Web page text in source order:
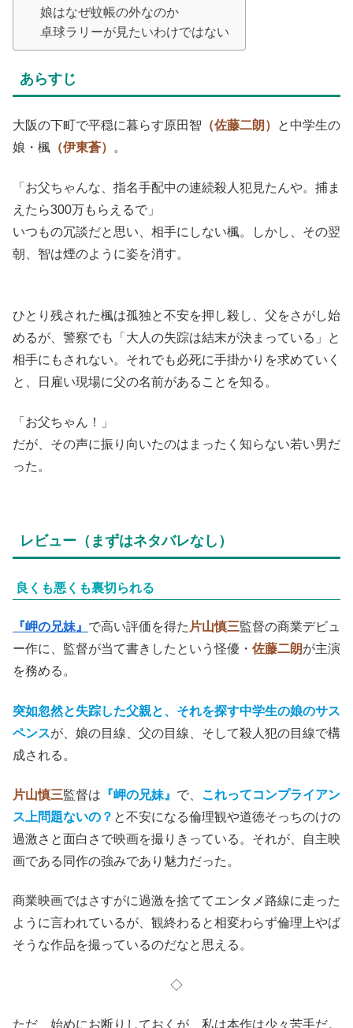
娘はなぜ蚊帳の外なのか
卓球ラリーが見たいわけではない
あらすじ
大阪の下町で平穏に暮らす原田智 （佐藤二朗）
と中学生の
娘・楓 （伊東蒼） 。
「お父ちゃんな、指名手配中の連続殺人犯見たんや。捕ま
えたら300万もらえるで」
いつもの冗談だと思い、相手にしない楓。しかし、その翌
朝、智は煙のように姿を消す。
ひとり残された楓は孤独と不安を押し殺し、父をさがし始
めるが、警察でも「大人の失踪は結末が決まっている」と
相手にもされない。それでも必死に手掛かりを求めていく
と、日雇い現場に父の名前があることを知る。
「お父ちゃん！」
だが、その声に振り向いたのはまったく知らない若い男だ
った。
レビュー（まずはネタバレなし）
良くも悪くも裏切られる
『岬の兄妹』 で高い評価を得た 片山慎三監督の商業デビュ
ー作に、監督が当て書きしたという怪優・ 佐藤二朗が主演
を務める。
突如忽然と失踪した父親と、それを探す中学生の娘のサス
ペンスが、娘の目線、父の目線、そして殺人犯の目線で構
成される。
片山慎三監督は 『岬の兄妹』 で、 これってコンプライアン
ス上問題ないの？ と不安になる倫理観や道徳そっちのけの
過激さと面白さで映画を撮りきっている。それが、自主映
画である同作の強みであり魅力だった。
商業映画ではさすがに過激を捨ててエンタメ路線に走った
ように言われているが、観終わると相変わらず倫理上やば
そうな作品を撮っているのだなと思える。
◇
ただ、始めにお断りしておくが、私は本作は少々苦手だ。